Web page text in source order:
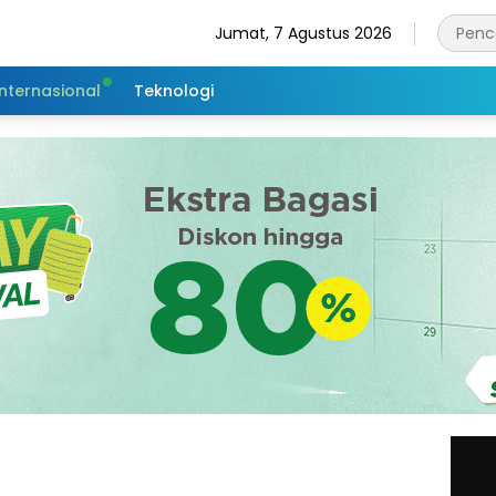
Jumat, 7 Agustus 2026
Teknologi